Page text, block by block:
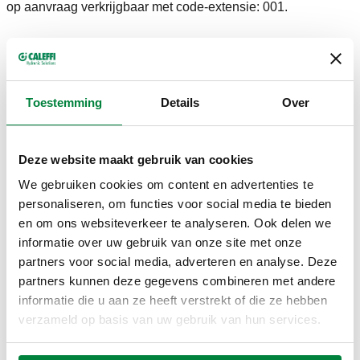
Toestemming Details Over
Deze website maakt gebruik van cookies
We gebruiken cookies om content en advertenties te
personaliseren, om functies voor social media te bieden
en om ons websiteverkeer te analyseren. Ook delen we
informatie over uw gebruik van onze site met onze
partners voor social media, adverteren en analyse. Deze
partners kunnen deze gegevens combineren met andere
informatie die u aan ze heeft verstrekt of die ze hebben
verzameld op basis van uw gebruik van hun services.
op aanvraag verkrijgbaar met code-extensie: 001.
TEKENINGEN EN SPECIFICATIES
359410
3 groepen,
clipverbinding
4 groepen,
clipverbinding
2D-tekeningen
DXF PDF